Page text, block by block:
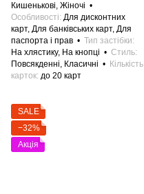
Кишенькові, Жіночі
Особливості Для дисконтних
карт, Для банківських карт, Для
паспорта і прав
Тип застібки
На хлястику, На кнопці
Стиль
Повсякденні, Класичні
Кількість
карток до 20 карт
SALE
−32%
Акція